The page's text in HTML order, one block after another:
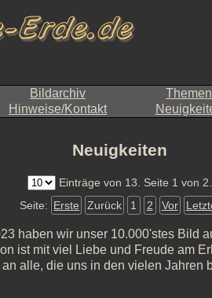
Bildarchiv Themen
Hinweise/Kontakt
Neuigkeiten
Einträge von 13. Seite 1 von 2.
Seite: Erste Zurück 1 2 Vor
haben wir unser 10.000'stes Bild
ist mit viel Liebe und Freude am
alle, die uns in den vielen Jahren